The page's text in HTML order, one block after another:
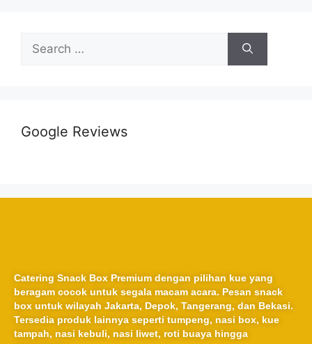
Google Reviews
Catering Snack Box Premium dengan pilihan kue yang
beragam cocok untuk segala macam acara. Pesan snack
box untuk wilayah Jakarta, Depok, Tangerang, dan Bekasi.
Tersedia produk lainnya seperti tumpeng, nasi box, kue
tampah, nasi kebuli, nasi liwet, roti buaya hingga